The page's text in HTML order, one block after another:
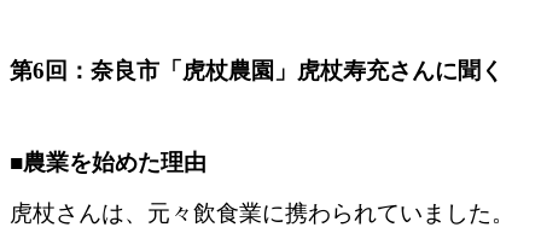
第6回：奈良市「虎杖農園」虎杖寿充さんに聞く
■農業を始めた理由
虎杖さんは、元々飲食業に携わられていました。